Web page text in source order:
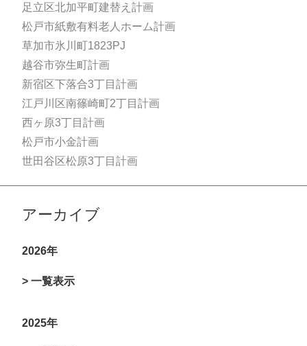
足立区北加平町建替え計画
松戸市紙敷有料老人ホーム計画
草加市氷川町1823PJ
越谷市弥生町計画
新宿区下落合3丁目計画
江戸川区南篠崎町2丁目計画
西ヶ原3丁目計画
松戸市小金計画
世田谷区松原3丁目計画
アーカイブ
2026年
> 一覧表示
2025年